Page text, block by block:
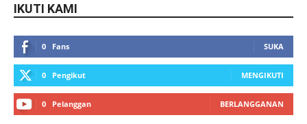
IKUTI KAMI
0 Fans SUKA
0 Pengikut MENGIKUTI
0 Pelanggan BERLANGGANAN